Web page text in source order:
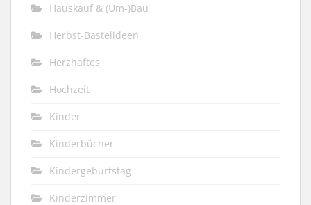
Hauskauf & (Um-)Bau
Herbst-Bastelideen
Herzhaftes
Hochzeit
Kinder
Kinderbücher
Kindergeburtstag
Kinderzimmer